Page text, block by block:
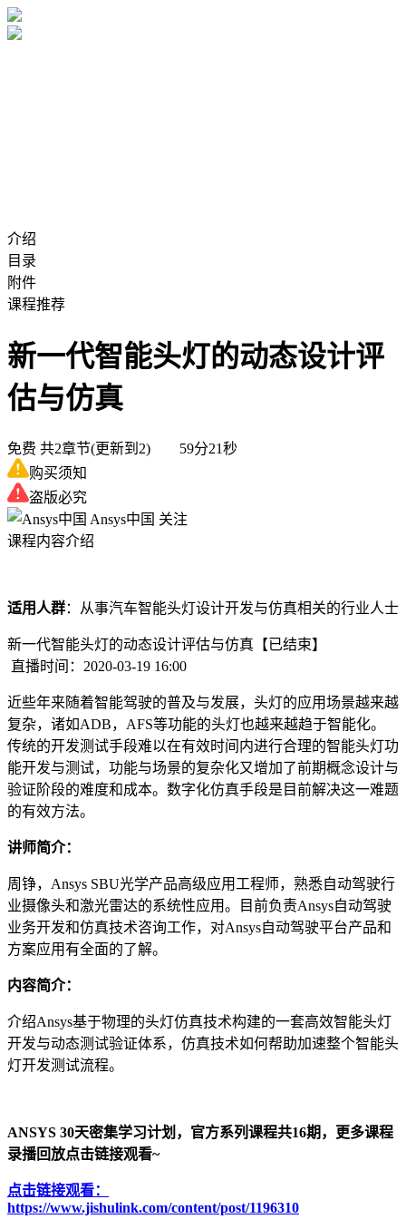
介绍
目录
附件
课程推荐
新一代智能头灯的动态设计评
估与仿真
免费 共2章节(更新到2) 59分21秒
购买须知
盗版必究
Ansys中国 关注
课程内容介绍
适用人群：从事汽车智能头灯设计开发与仿真相关的行业人士
新一代智能头灯的动态设计评估与仿真 【已结束】
直播时间：2020-03-19 16:00
近些年来随着智能驾驶的普及与发展，头灯的应用场景越来越
复杂，诸如ADB，AFS等功能的头灯也越来越趋于智能化。
传统的开发测试手段难以在有效时间内进行合理的智能头灯功
能开发与测试，功能与场景的复杂化又增加了前期概念设计与
验证阶段的难度和成本。数字化仿真手段是目前解决这一难题
的有效方法。
讲师简介：
周铮，Ansys SBU光学产品高级应用工程师，熟悉自动驾驶行
业摄像头和激光雷达的系统性应用。目前负责Ansys自动驾驶
业务开发和仿真技术咨询工作，对Ansys自动驾驶平台产品和
方案应用有全面的了解。
内容简介：
介绍Ansys基于物理的头灯仿真技术构建的一套高效智能头灯
开发与动态测试验证体系，仿真技术如何帮助加速整个智能头
灯开发测试流程。
ANSYS 30天密集学习计划，官方系列课程共16期，更多课程
录播回放点击链接观看~
点击链接观看：
https://www.jishulink.com/content/post/1196310